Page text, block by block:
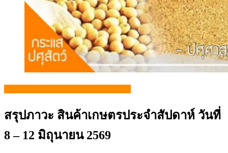
สรุปภาวะ สินค้าเกษตรประจำสัปดาห์ วันที่
8 – 12 มิถุนายน 2569